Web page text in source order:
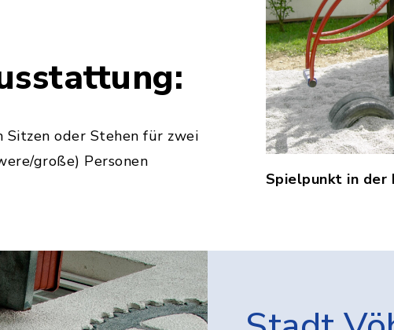
Spielpunkt in der
Sitzen oder Stehen für zwei
große) Personen